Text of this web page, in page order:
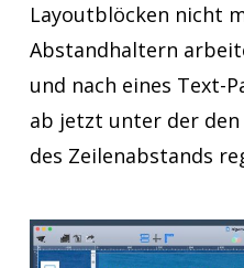
Layoutblöcken nicht
Abstandhaltern
und nach eines Text-
ab jetzt unter der den
des Zeilenabstands